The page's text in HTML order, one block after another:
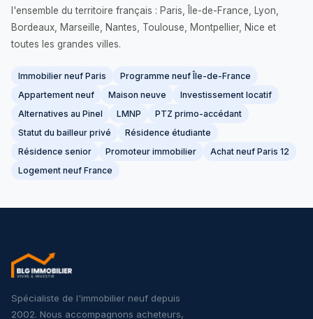
l'ensemble du territoire français : Paris, Île-de-France, Lyon,
Bordeaux, Marseille, Nantes, Toulouse, Montpellier, Nice et
toutes les grandes villes.
Immobilier neuf Paris
Programme neuf Île-de-France
Appartement neuf
Maison neuve
Investissement locatif
Alternatives au Pinel
LMNP
PTZ primo-accédant
Statut du bailleur privé
Résidence étudiante
Résidence senior
Promoteur immobilier
Achat neuf Paris 12
Logement neuf France
Spécialiste de l'immobilier neuf depuis
2002. Nous accompagnons acheteurs,